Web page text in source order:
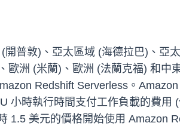
普敦)、亞太區域 (海德拉巴)、亞
洲 (米蘭)、歐洲 (法蘭克福) 和中
Redshift Serverless。
小時執行時間支付工作負載的費用
1.5 美元的價格開始使用 Amazon